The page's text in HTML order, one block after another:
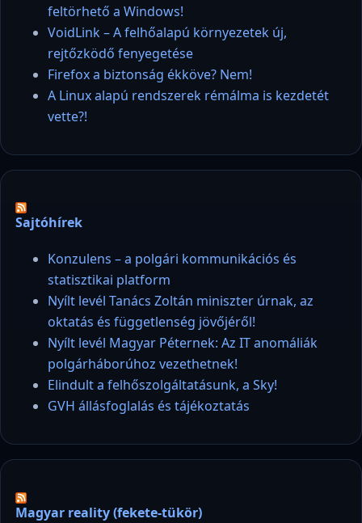
feltörhető a Windows!
VoidLink – A felhőalapú környezetek új,
rejtőzködő fenyegetése
Firefox a biztonság ékköve? Nem!
A Linux alapú rendszerek rémálma is kezdetét
vette?!
Sajtóhírek
Konzulens – a polgári kommunikációs és
statisztikai platform
Nyílt levél Tanács Zoltán miniszter úrnak, az
oktatás és függetlenség jövőjéről!
Nyílt levél Magyar Péternek: Az IT anomáliák
polgárháborúhoz vezethetnek!
Elindult a felhőszolgáltatásunk, a Sky!
GVH állásfoglalás és tájékoztatás
Magyar reality (fekete-tükör)